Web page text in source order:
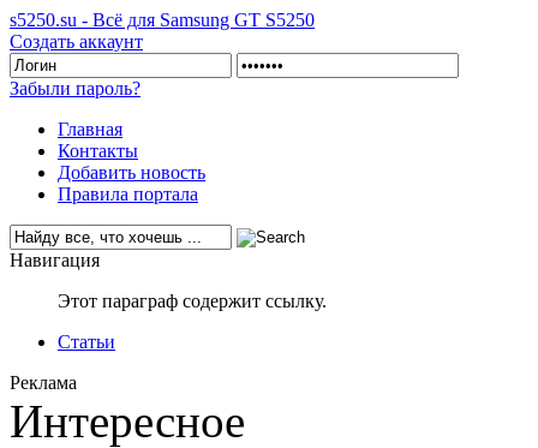
s5250.su - Всё для Samsung GT S5250
Создать аккаунт
Забыли пароль?
Главная
Контакты
Добавить новость
Правила портала
Навигация
Этот параграф содержит ссылку.
Статьи
Реклама
Интересное